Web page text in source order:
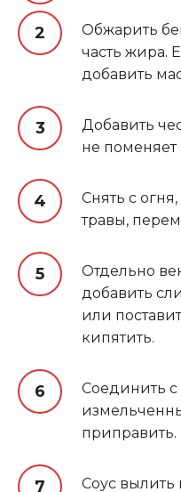
Обжарить
часть жира.
добавить
Добавить
не поменяет
Снять с
травы,
Отдельно
добавить
или
кипятить.
Соединить
приправить.
Соус вылить